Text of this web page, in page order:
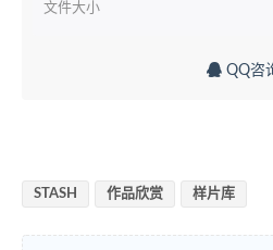
文件大小
QQ咨
STASH 作品欣赏 样片库